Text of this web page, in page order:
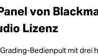
von
Lizenz
Bedienpult mit